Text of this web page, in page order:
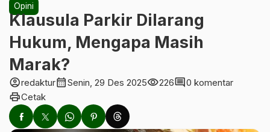
Opini
Klausula Parkir Dilarang
Hukum, Mengapa Masih
Marak?
account_circleredakturcalendar_monthSenin, 29 Des 2025visibility226comment0 komentar
printCetak